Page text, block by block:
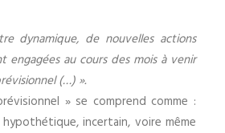
dynamique, de nouvelles actions
engagées au cours des mois à venir
(…) ».
» se comprend comme :
incertain, voire même